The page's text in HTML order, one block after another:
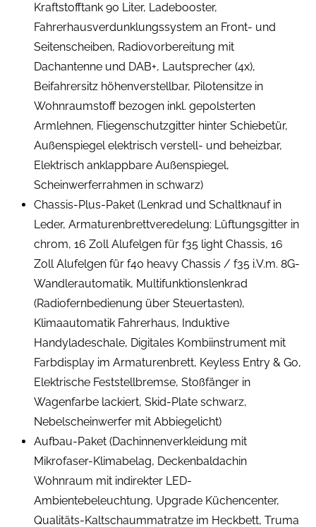
Kraftstofftank 90 Liter, Ladebooster,
Fahrerhausverdunklungssystem an Front- und
Seitenscheiben, Radiovorbereitung mit
Dachantenne und DAB+, Lautsprecher (4x),
Beifahrersitz höhenverstellbar, Pilotensitze in
Wohnraumstoff bezogen inkl. gepolsterten
Armlehnen, Fliegenschutzgitter hinter Schiebetür,
Außenspiegel elektrisch verstell- und beheizbar,
Elektrisch anklappbare Außenspiegel,
Scheinwerferrahmen in schwarz)
Chassis-Plus-Paket (Lenkrad und Schaltknauf in
Leder, Armaturenbrettveredelung: Lüftungsgitter in
chrom, 16 Zoll Alufelgen für f35 light Chassis, 16
Zoll Alufelgen für f40 heavy Chassis / f35 i.V.m. 8G-
Wandlerautomatik, Multifunktionslenkrad
(Radiofernbedienung über Steuertasten),
Klimaautomatik Fahrerhaus, Induktive
Handyladeschale, Digitales Kombiinstrument mit
Farbdisplay im Armaturenbrett, Keyless Entry & Go,
Elektrische Feststellbremse, Stoßfänger in
Wagenfarbe lackiert, Skid-Plate schwarz,
Nebelscheinwerfer mit Abbiegelicht)
Aufbau-Paket (Dachinnenverkleidung mit
Mikrofaser-Klimabelag, Deckenbaldachin
Wohnraum mit indirekter LED-
Ambientebeleuchtung, Upgrade Küchencenter,
Qualitäts-Kaltschaummatratze im Heckbett, Truma